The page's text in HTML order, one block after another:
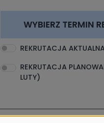
WYBIERZ TERMIN
REKRUTACJA
REKRUTACJA
LUTY)